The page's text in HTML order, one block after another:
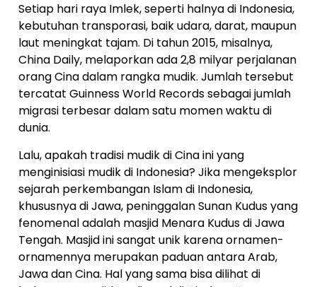
Setiap hari raya Imlek, seperti halnya di Indonesia,
kebutuhan transporasi, baik udara, darat, maupun
laut meningkat tajam. Di tahun 2015, misalnya,
China Daily, melaporkan ada 2,8 milyar perjalanan
orang Cina dalam rangka mudik. Jumlah tersebut
tercatat Guinness World Records sebagai jumlah
migrasi terbesar dalam satu momen waktu di
dunia.
Lalu, apakah tradisi mudik di Cina ini yang
menginisiasi mudik di Indonesia? Jika mengeksplor
sejarah perkembangan Islam di Indonesia,
khususnya di Jawa, peninggalan Sunan Kudus yang
fenomenal adalah masjid Menara Kudus di Jawa
Tengah. Masjid ini sangat unik karena ornamen-
ornamennya merupakan paduan antara Arab,
Jawa dan Cina. Hal yang sama bisa dilihat di